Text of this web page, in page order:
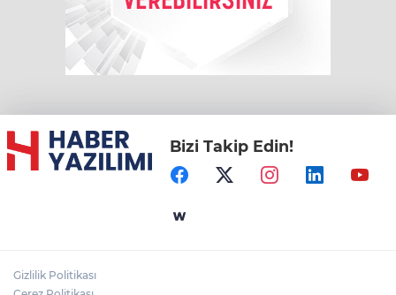
Bizi Takip Edin!
Gizlilik Politikası